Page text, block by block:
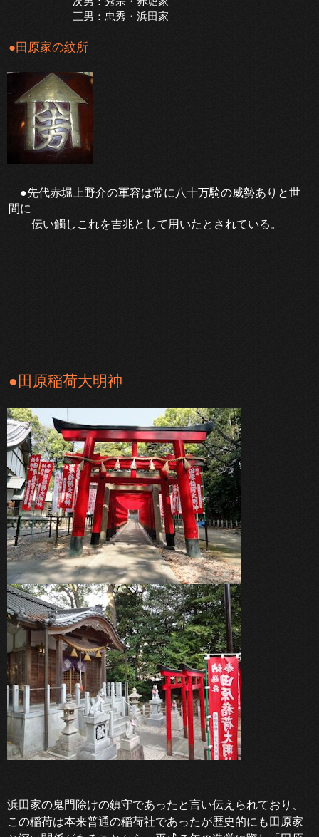
三男：忠秀・浜田家
●田原家の紋所
●先代赤堀上野介の軍容は常に八十万騎の威勢ありと世
間に
伝い觸しこれを吉兆として用いたとされている。
●田原稲荷大明神
浜田家の鬼門除けの鎮守であったと言い伝えられており、
この稲荷は本来普通の稲荷社であったが歴史的にも田原家